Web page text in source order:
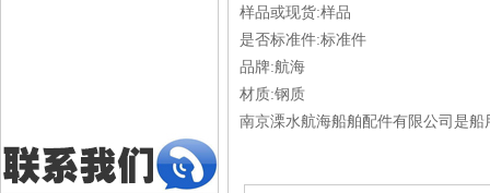
样品或现货:样品
是否标准件:标准件
品牌:航海
材质:钢质
南京溧水航海船舶配件有限公司是